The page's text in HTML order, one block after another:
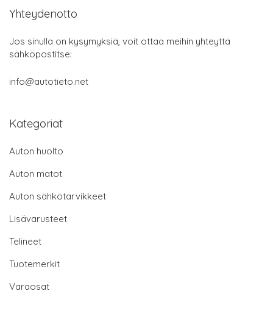
Yhteydenotto
Jos sinulla on kysymyksiä, voit ottaa meihin yhteyttä
sähköpostitse:
info@autotieto.net
Kategoriat
Auton huolto
Auton matot
Auton sähkötarvikkeet
Lisävarusteet
Telineet
Tuotemerkit
Varaosat